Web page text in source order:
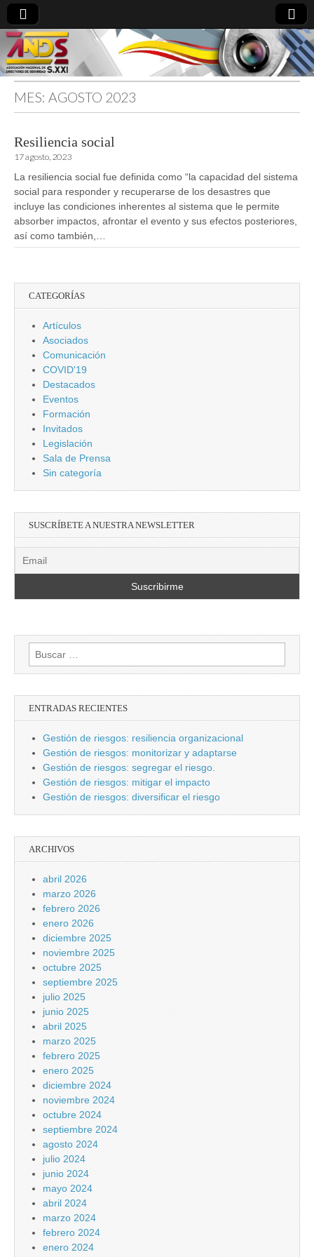
MES: AGOSTO 2023
Resiliencia social
17 agosto, 2023
La resiliencia social fue definida como “la capacidad del sistema
social para responder y recuperarse de los desastres que
incluye las condiciones inherentes al sistema que le permite
absorber impactos, afrontar el evento y sus efectos posteriores,
así como también,…
CATEGORÍAS
Artículos
Asociados
Comunicación
COVID'19
Destacados
Eventos
Formación
Invitados
Legislación
Sala de Prensa
Sin categoría
SUSCRÍBETE A NUESTRA NEWSLETTER
Buscar:
ENTRADAS RECIENTES
Gestión de riesgos: resiliencia organizacional
Gestión de riesgos: monitorizar y adaptarse
Gestión de riesgos: segregar el riesgo.
Gestión de riesgos: mitigar el impacto
Gestión de riesgos: diversificar el riesgo
ARCHIVOS
abril 2026
marzo 2026
febrero 2026
enero 2026
diciembre 2025
noviembre 2025
octubre 2025
septiembre 2025
julio 2025
junio 2025
abril 2025
marzo 2025
febrero 2025
enero 2025
diciembre 2024
noviembre 2024
octubre 2024
septiembre 2024
agosto 2024
julio 2024
junio 2024
mayo 2024
abril 2024
marzo 2024
febrero 2024
enero 2024